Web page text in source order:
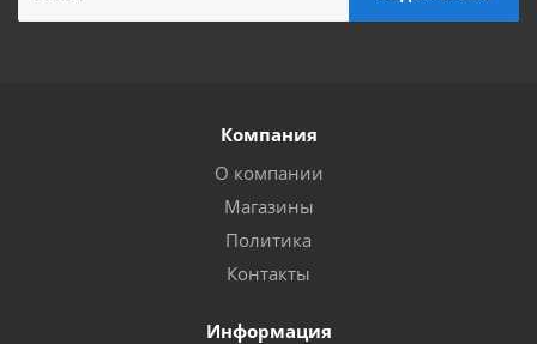
Компания
О компании
Магазины
Политика
Контакты
Информация